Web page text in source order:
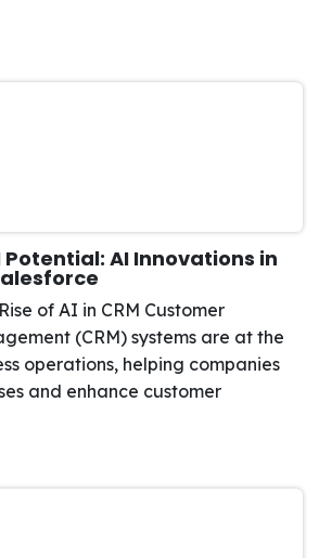
Potential: AI Innovations in
of AI in CRM Customer
(CRM) systems are at the
operations, helping companies
and enhance customer